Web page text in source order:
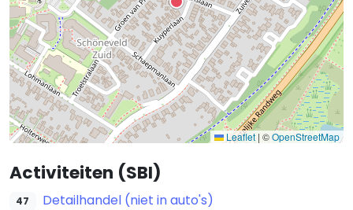
Leaflet | ©OpenStreetMap
Activiteiten (SBI)
47 Detailhandel (niet in auto's)